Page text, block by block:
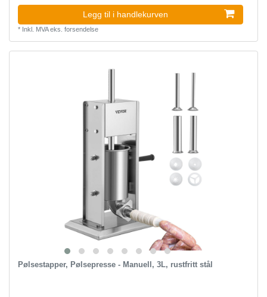
Legg til i handlekurven
* Inkl. MVAeks. forsendelse
Pølsestapper, Pølsepresse - Manuell, 3L, rustfritt stål